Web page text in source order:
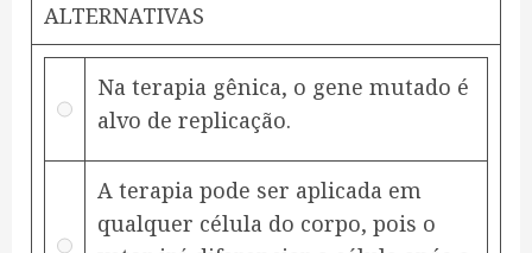
ALTERNATIVAS
Na terapia gênica, o gene mutado é
alvo de replicação.
A terapia pode ser aplicada em
qualquer célula do corpo, pois o